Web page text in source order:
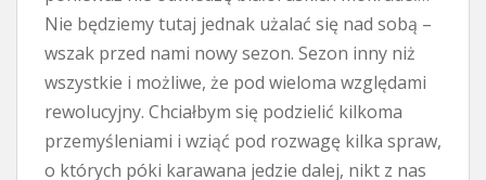
Nie będziemy tutaj jednak użalać się nad sobą –
wszak przed nami nowy sezon. Sezon inny niż
wszystkie i możliwe, że pod wieloma względami
rewolucyjny. Chciałbym się podzielić kilkoma
przemyśleniami i wziąć pod rozwagę kilka spraw,
o których póki karawana jedzie dalej, nikt z nas